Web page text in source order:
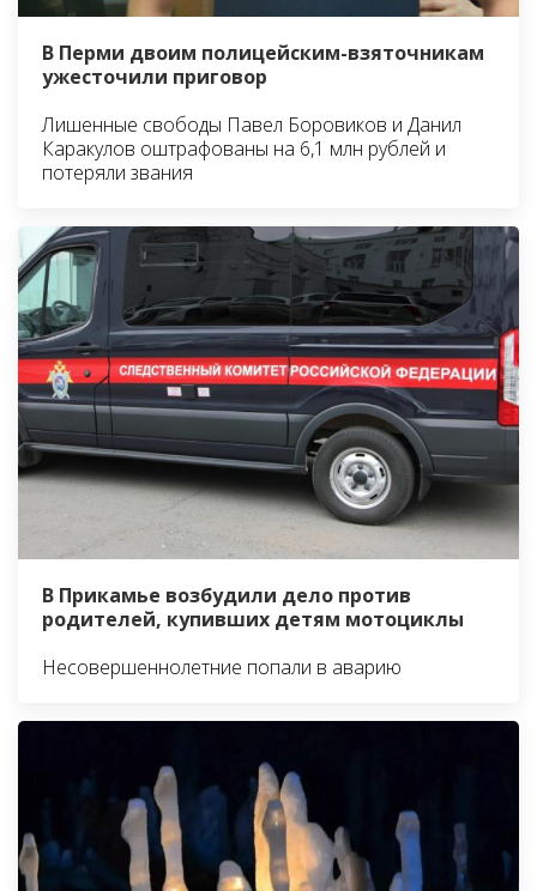
В Перми двоим полицейским-взяточникам
ужесточили приговор
Лишенные свободы Павел Боровиков и Данил
Каракулов оштрафованы на 6,1 млн рублей и
потеряли звания
В Прикамье возбудили дело против
родителей, купивших детям мотоциклы
Несовершеннолетние попали в аварию